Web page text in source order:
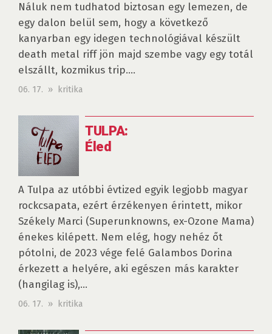
Náluk nem tudhatod biztosan egy lemezen, de
egy dalon belül sem, hogy a következő
kanyarban egy idegen technológiával készült
death metal riff jön majd szembe vagy egy totál
elszállt, kozmikus trip....
06. 17. » kritika
TULPA:
Éled
A Tulpa az utóbbi évtized egyik legjobb magyar
rockcsapata, ezért érzékenyen érintett, mikor
Székely Marci (Superunknowns, ex-Ozone Mama)
énekes kilépett. Nem elég, hogy nehéz őt
pótolni, de 2023 vége felé Galambos Dorina
érkezett a helyére, aki egészen más karakter
(hangilag is),...
06. 17. » kritika